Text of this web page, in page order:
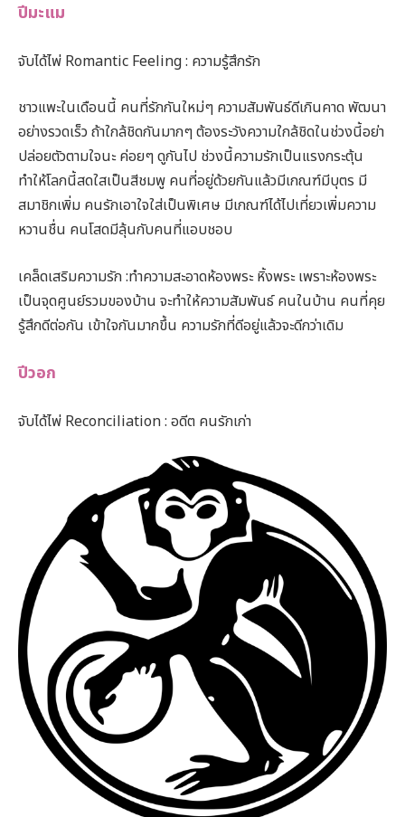
ปีมะแม
จับได้ไพ่ Romantic Feeling : ความรู้สึกรัก
ชาวแพะในเดือนนี้ คนที่รักกันใหม่ๆ ความสัมพันธ์ดีเกินคาด พัฒนา
อย่างรวดเร็ว ถ้าใกล้ชิดกันมากๆ ต้องระวังความใกล้ชิดในช่วงนี้อย่า
ปล่อยตัวตามใจนะ ค่อยๆ ดูกันไป ช่วงนี้ความรักเป็นแรงกระตุ้น
ทำให้โลกนี้สดใสเป็นสีชมพู คนที่อยู่ด้วยกันแล้วมีเกณฑ์มีบุตร มี
สมาชิกเพิ่ม คนรักเอาใจใส่เป็นพิเศษ มีเกณฑ์ได้ไปเที่ยวเพิ่มความ
หวานชื่น คนโสดมีลุ้นกับคนที่แอบชอบ
เคล็ดเสริมความรัก :ทำความสะอาดห้องพระ หิ้งพระ เพราะห้องพระ
เป็นจุดศูนย์รวมของบ้าน จะทำให้ความสัมพันธ์ คนในบ้าน คนที่คุย
รู้สึกดีต่อกัน เข้าใจกันมากขึ้น ความรักที่ดีอยู่แล้วจะดีกว่าเดิม
ปีวอก
จับได้ไพ่ Reconciliation : อดีต คนรักเก่า